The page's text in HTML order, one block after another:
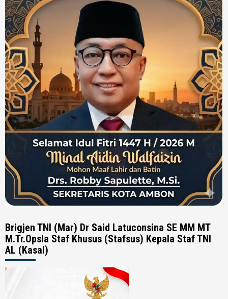
Brigjen TNI (Mar) Dr Said Latuconsina SE MM MT
M.Tr.Opsla Staf Khusus (Stafsus) Kepala Staf TNI
AL (Kasal)